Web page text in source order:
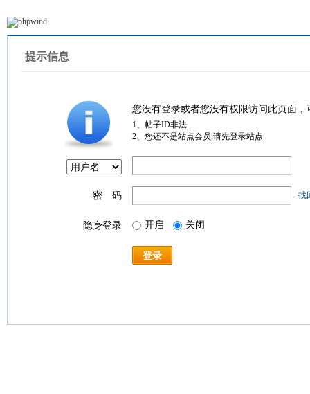
提示信息
您没有登录或者您没有权限访问此页面
1、帖子ID非法
2、您还不是站点会员,请先登录站点
密 码 找
隐身登录 开启 关闭
登录